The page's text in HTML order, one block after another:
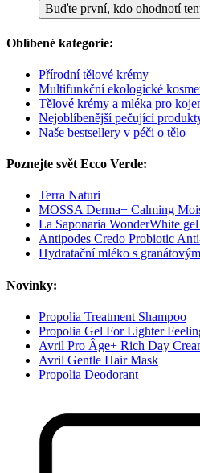
Buďte první, kdo ohodnotí
Oblíbené kategorie:
Přírodní tělové krémy
Multifunkční ekologické
Tělové krémy a mléka pro
Nejoblíbenější pečující
Naše bestsellery v péči o tělo
Poznejte svět Ecco Verde:
Terra Naturi
MOSSA Derma+ Calming
La Saponaria WonderWhite
Antipodes Credo Probiotic
Hydratační mléko s
Novinky:
Propolia Treatment Shampoo
Propolia Gel For Lighter
Avril Pro Âge+ Rich Day
Avril Gentle Hair Mask
Propolia Deodorant